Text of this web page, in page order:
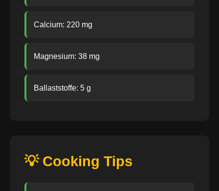
Calcium: 220 mg
Magnesium: 38 mg
Ballaststoffe: 5 g
💡 Cooking Tips